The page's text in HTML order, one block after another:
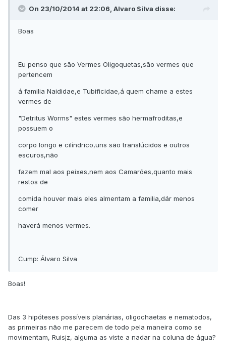
On 23/10/2014 at 22:06, Alvaro Silva disse:
Boas
Eu penso que são Vermes Oligoquetas,são vermes que
pertencem
á familia Naididae,e Tubificidae,á quem chame a estes
vermes de
"Detritus Worms" estes vermes são hermafroditas,e
possuem o
corpo longo e cilíndrico,uns são translúcidos e outros
escuros,não
fazem mal aos peixes,nem aos Camarões,quanto mais
restos de
comida houver mais eles almentam a familia,dár menos
comer
haverá menos vermes.
Cump: Álvaro Silva
Boas!
Das 3 hipóteses possíveis planárias, oligochaetas e nematodos,
as primeiras não me parecem de todo pela maneira como se
movimentam, Ruisjz, alguma as viste a nadar na coluna de água?